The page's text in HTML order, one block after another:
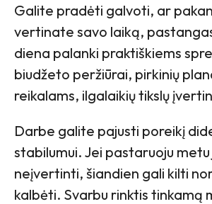
Galite pradėti galvoti, ar
vertinate savo laiką,
diena palanki praktiškiems
biudžeto peržiūrai, pirkinių
reikalams, ilgalaikių tikslų
Darbe galite pajusti poreikį
stabilumui. Jei pastaruoju
neįvertinti, šiandien gali kilti
kalbėti. Svarbu rinktis tinkamą